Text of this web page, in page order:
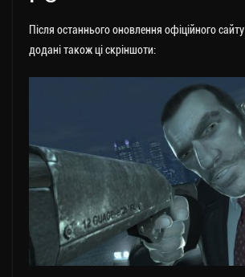
Після останнього оновлення офіційного
додані також ці скріншоти: